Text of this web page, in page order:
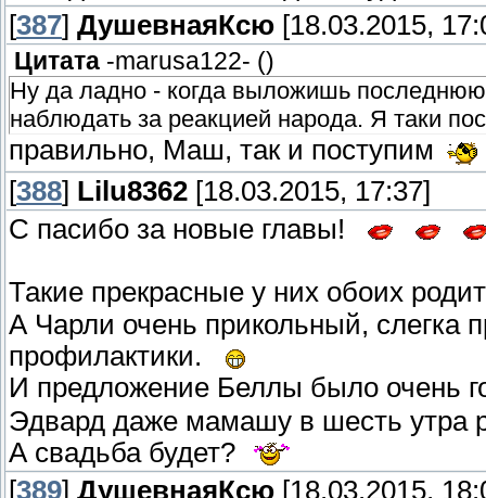
[387] ДушевнаяКсю [18.03.2015,
Цитата -marusa122- ()
Ну да ладно - когда выложишь
наблюдать за реакцией народа. Я таки
правильно, Маш, так и поступим
[388] Lilu8362 [18.03.2015, 17:37]
С пасибо за новые главы!
Такие прекрасные у них обоих
А Чарли очень прикольный, слегка
профилактики.
И предложение Беллы было
Эдвард даже мамашу в шесть утра
А свадьба будет?
[389] ДушевнаяКсю [18.03.2015,